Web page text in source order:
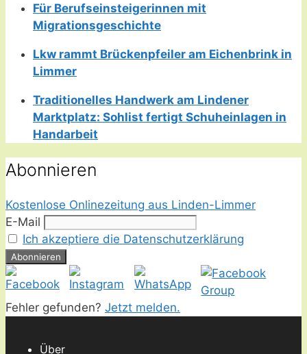
Für Berufseinsteigerinnen mit
Migrationsgeschichte
Lkw rammt Brückenpfeiler am Eichenbrink in
Limmer
Traditionelles Handwerk am Lindener
Marktplatz: Sohlist fertigt Schuheinlagen in
Handarbeit
Abonnieren
Kostenlose Onlinezeitung aus Linden-Limmer
E-Mail
Ich akzeptiere die Datenschutzerklärung
Fehler gefunden? Jetzt melden.
Über